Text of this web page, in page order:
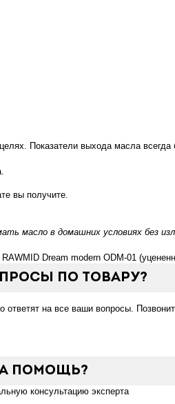
Показатели выхода масла всегда
вы получите.
масло в домашних условиях без
Dream modern ODM-01
по товару?
ответят на все ваши вопросы.
помощь?
консультацию эксперта